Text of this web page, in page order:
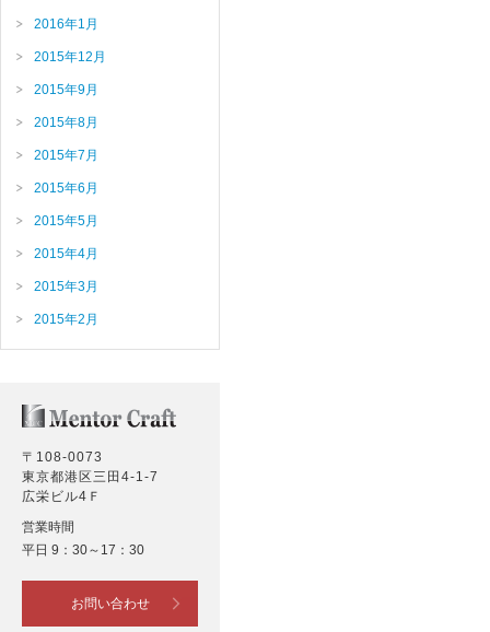
2016年1月
2015年12月
2015年9月
2015年8月
2015年7月
2015年6月
2015年5月
2015年4月
2015年3月
2015年2月
〒108-0073
東京都港区三田4-1-7
広栄ビル4Ｆ
営業時間
平日 9：30～17：30
お問い合わせ